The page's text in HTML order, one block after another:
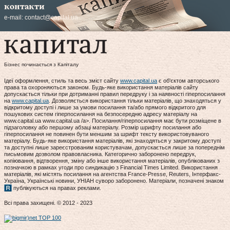
контакти
e-mail: contact@capital.ua
Бізнес починається з Капіталу
Ідеї оформлення, стиль та весь зміст сайту www.capital.ua є об'єктом авторського
права та охороняються законом. Будь-яке використання матеріалів сайту
допускається тільки при дотриманні правил передруку і за наявності гіперпосилання
на www.capital.ua. Дозволяється використання тільки матеріалів, що знаходяться у
відкритому доступі і лише за умови посилання та/або прямого відкритого для
пошукових систем гіперпосилання на безпосередню адресу матеріалу на
www.capital.ua www.capital.ua /a>. Посилання/гіперпосилання має бути розміщене в
підзаголовку або першому абзаці матеріалу. Розмір шрифту посилання або
гіперпосилання не повинен бути меншим за шрифт тексту використовуваного
матеріалу. Будь-яке використання матеріалів, які знаходяться у закритому доступі
та доступні лише зареєстрованим користувачам, допускається лише за попереднім
письмовим дозволом правовласника. Категорично заборонено передрук,
копіювання, відтворення, зміну або інше використання матеріалів, опублікованих з
позначкою в рамках угоди про синдикацію з Financial Times Limited. Використання
матеріалів, які містять посилання на агентства France-Presse, Reuters, Інтерфакс-
Україна, Українські новини, УНІАН суворо заборонено. Матеріали, позначені знаком
публікуються на правах реклами.
Всі права захищені. © 2012 - 2023